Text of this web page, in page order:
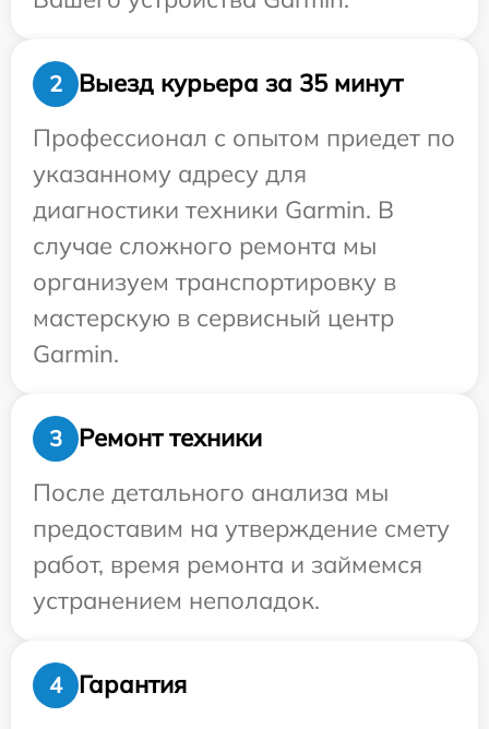
2
Выезд курьера за 35 минут
Профессионал с опытом приедет по
указанному адресу для
диагностики техники Garmin. В
случае сложного ремонта мы
организуем транспортировку в
мастерскую в сервисный центр
Garmin.
3
Ремонт техники
После детального анализа мы
предоставим на утверждение смету
работ, время ремонта и займемся
устранением неполадок.
4
Гарантия